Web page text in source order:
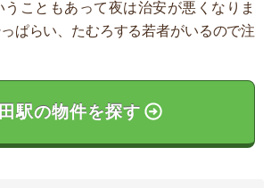
こともあって夜は治安が悪くなりま
ぱらい、たむろする若者がいるので注
駅の物件を探す